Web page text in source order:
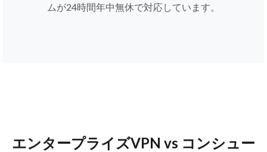
ムが24時間年中無休で対応しています。
エンタープライズVPN vs コンシュー